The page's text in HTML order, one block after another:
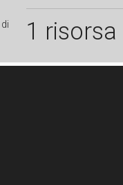
di 1 risorsa